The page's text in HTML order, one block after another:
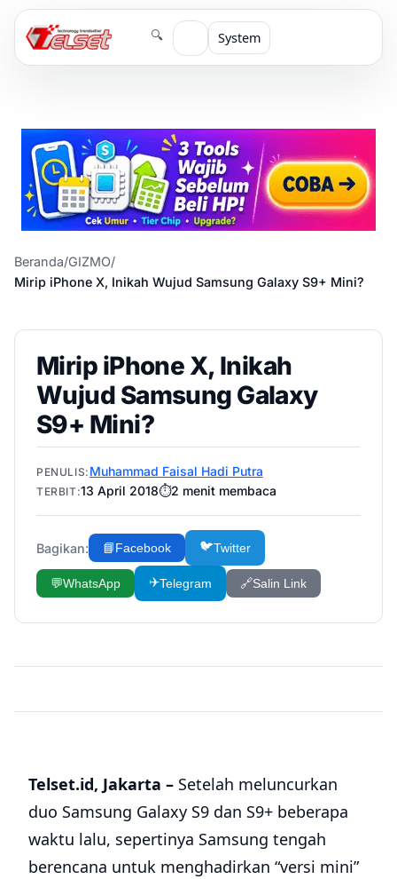
🔍 System
Beranda/GIZMO/
Mirip iPhone X, Inikah Wujud Samsung Galaxy S9+ Mini?
Mirip iPhone X, Inikah
Wujud Samsung Galaxy
S9+ Mini?
PENULIS: Muhammad Faisal Hadi Putra
TERBIT:13 April 2018⏱️2 menit membaca
Bagikan: 📘Facebook 🐦Twitter
💬WhatsApp ✈️Telegram 🔗Salin Link
Telset.id, Jakarta – Setelah meluncurkan
duo Samsung Galaxy S9 dan S9+ beberapa
waktu lalu, sepertinya Samsung tengah
berencana untuk menghadirkan “versi mini”